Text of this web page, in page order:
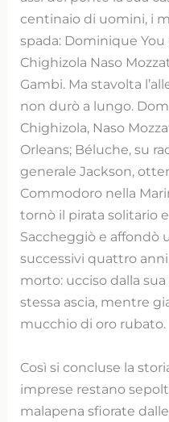
centinaio di uomini, i
spada: Dominique
Chighizola Naso
Gambi. Ma stavolta
non durò a lungo.
Chighizola, Naso
Orleans; Béluche, su
generale Jackson,
Commodoro nella
tornò il pirata solitario
Saccheggiò e affondò
successivi quattro
morto: ucciso dalla
stessa ascia, mentre
mucchio di oro rubato.
Così si concluse la
imprese restano
malapena sfiorate